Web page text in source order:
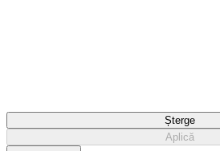
Șterge
Aplică